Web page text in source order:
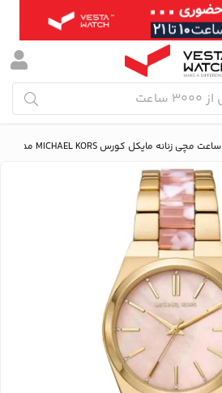
ساعت مچی زنانه مایکل کورس MICHAEL KORS مدل MK6650